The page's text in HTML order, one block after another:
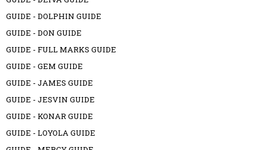
GUIDE - DOLPHIN GUIDE
GUIDE - DON GUIDE
GUIDE - FULL MARKS GUIDE
GUIDE - GEM GUIDE
GUIDE - JAMES GUIDE
GUIDE - JESVIN GUIDE
GUIDE - KONAR GUIDE
GUIDE - LOYOLA GUIDE